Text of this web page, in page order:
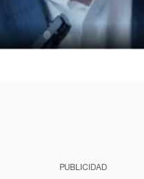
PUBLICIDAD